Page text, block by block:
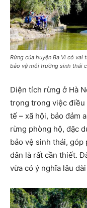
Rừng của huyện Ba Vì có vai
bảo vệ môi trường sinh thái
Diện tích rừng ở Hà
trọng trong việc điều
tế – xã hội, bảo đảm
rừng phòng hộ, đặc
bảo vệ sinh thái, góp
dân là rất cần thiết.
vừa có ý nghĩa lâu